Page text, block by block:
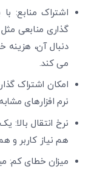
گذاری منابعی
دنبال آن، هزینه
می کند.
نرم افزارهای
نرخ انتقال بالا:
هم نیاز کاربر و
میزان خطای کم: